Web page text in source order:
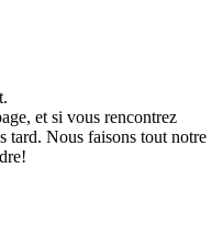
et si vous rencontrez
tard. Nous faisons tout notre